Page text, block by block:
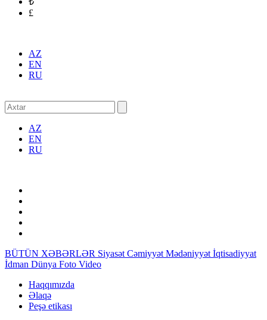
£
AZ
EN
RU
AZ
EN
RU
BÜTÜN XƏBƏRLƏR Siyasət Cəmiyyət Mədəniyyət İqtisadiyyat
İdman Dünya Foto Video
Haqqımızda
Əlaqə
Peşə etikası